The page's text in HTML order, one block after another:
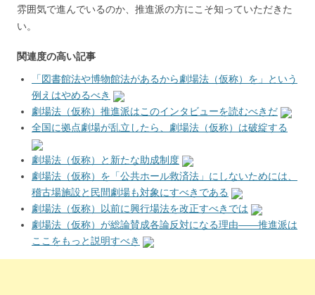
雰囲気で進んでいるのか、推進派の方にこそ知っていただきた
い。
関連度の高い記事
「図書館法や博物館法があるから劇場法（仮称）を」という
例えはやめるべき
劇場法（仮称）推進派はこのインタビューを読むべきだ
全国に拠点劇場が乱立したら、劇場法（仮称）は破綻する
劇場法（仮称）と新たな助成制度
劇場法（仮称）を「公共ホール救済法」にしないためには、
稽古場施設と民間劇場も対象にすべきである
劇場法（仮称）以前に興行場法を改正すべきでは
劇場法（仮称）が総論賛成各論反対になる理由――推進派は
ここをもっと説明すべき